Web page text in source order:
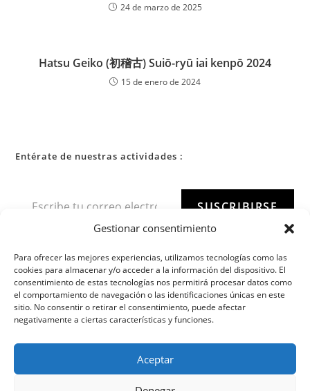
Gestionar consentimiento
Para ofrecer las mejores experiencias, utilizamos tecnologías como las
cookies para almacenar y/o acceder a la información del dispositivo. El
consentimiento de estas tecnologías nos permitirá procesar datos como
el comportamiento de navegación o las identificaciones únicas en este
sitio. No consentir o retirar el consentimiento, puede afectar
negativamente a ciertas características y funciones.
Aceptar
24 de marzo de 2025
Hatsu Geiko (初稽古) Suiō-ryū iai kenpō 2024
15 de enero de 2024
Entérate de nuestras actividades :
SUSCRIBIRSE